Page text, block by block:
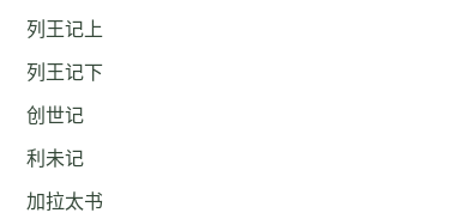
列王记上
列王记下
创世记
利未记
加拉太书